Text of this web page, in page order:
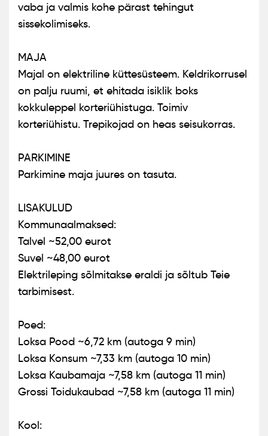
vaba ja valmis kohe pärast tehingut
sissekolimiseks.
MAJA
Majal on elektriline küttesüsteem. Keldrikorrusel
on palju ruumi, et ehitada isiklik boks
kokkuleppel korteriühistuga. Toimiv
korteriühistu. Trepikojad on heas seisukorras.
PARKIMINE
Parkimine maja juures on tasuta.
LISAKULUD
Kommunaalmaksed:
Talvel ~52,00 eurot
Suvel ~48,00 eurot
Elektrileping sõlmitakse eraldi ja sõltub Teie
tarbimisest.
Poed:
Loksa Pood ~6,72 km (autoga 9 min)
Loksa Konsum ~7,33 km (autoga 10 min)
Loksa Kaubamaja ~7,58 km (autoga 11 min)
Grossi Toidukaubad ~7,58 km (autoga 11 min)
Kool: